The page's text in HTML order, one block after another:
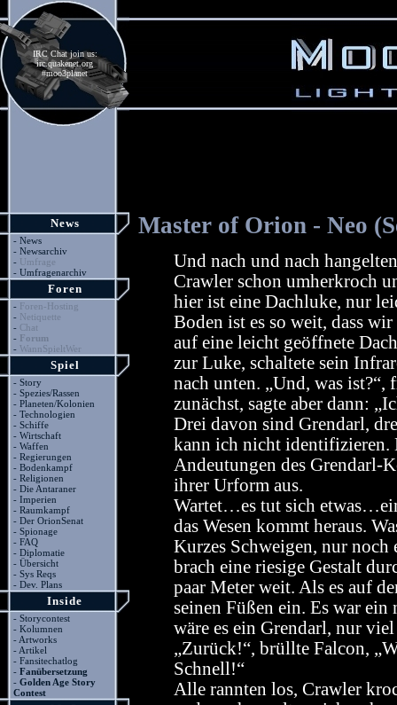
IRC Chat join us:
irc.quakenet.org
#moo3planet
News
- News
- Newsarchiv
- Umfrage
- Umfragenarchiv
Foren
- Foren-Hosting
- Netiquette
- Chat
- Forum
- WannSpieltWer
Spiel
- Story
- Spezies/Rassen
- Planeten/Kolonien
- Technologien
- Schiffe
- Wirtschaft
- Waffen
- Regierungen
- Bodenkampf
- Religionen
- Die Antaraner
- Imperien
- Raumkampf
- Der OrionSenat
- Spionage
- FAQ
- Diplomatie
- Übersicht
- Sys Reqs
- Dev. Plans
Inside
- Storycontest
- Kolumnen
- Artworks
- Artikel
- Fansitechatlog
- Fanübersetzung
- Golden Age Story
Contest
Master of Orion - Neo
Und nach und nach
Crawler schon umherkroch
hier ist eine Dachluke, nur
Boden ist es so weit, dass
auf eine leicht geöffnete
zur Luke, schaltete sein
nach unten. „Und, was
zunächst, sagte aber dann:
Drei davon sind Grendarl,
kann ich nicht identifizieren.
Andeutungen des Grendarl-
ihrer Urform aus.
Wartet…es tut sich
das Wesen kommt heraus.
Kurzes Schweigen, nur
brach eine riesige Gestalt
paar Meter weit. Als es auf
seinen Füßen ein. Es war ein
wäre es ein Grendarl, nur
„Zurück!“, brüllte Falcon,
Schnell!“
Alle rannten los, Crawler